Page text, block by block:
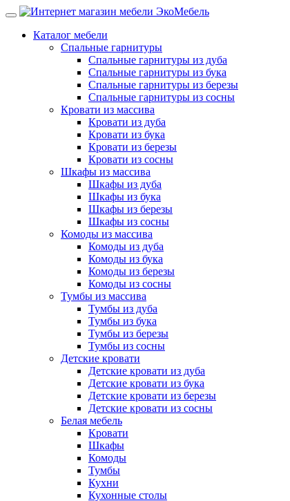
Каталог мебели
Спальные гарнитуры
Спальные гарнитуры из дуба
Спальные гарнитуры из бука
Спальные гарнитуры из березы
Спальные гарнитуры из сосны
Кровати из массива
Кровати из дуба
Кровати из бука
Кровати из березы
Кровати из сосны
Шкафы из массива
Шкафы из дуба
Шкафы из бука
Шкафы из березы
Шкафы из сосны
Комоды из массива
Комоды из дуба
Комоды из бука
Комоды из березы
Комоды из сосны
Тумбы из массива
Тумбы из дуба
Тумбы из бука
Тумбы из березы
Тумбы из сосны
Детские кровати
Детские кровати из дуба
Детские кровати из бука
Детские кровати из березы
Детские кровати из сосны
Белая мебель
Кровати
Шкафы
Комоды
Тумбы
Кухни
Кухонные столы